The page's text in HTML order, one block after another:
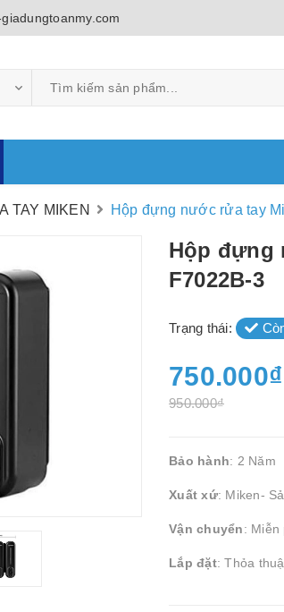
TAY MIKEN Hộp đựng nước rửa tay
Hộp đựng
F7022B-3
Trạng thái:
750.000₫
950.000₫
Bảo hành: 2 Năm
Xuất xứ: Miken-
Vận chuyển: Miễn
Lắp đặt: Thỏa